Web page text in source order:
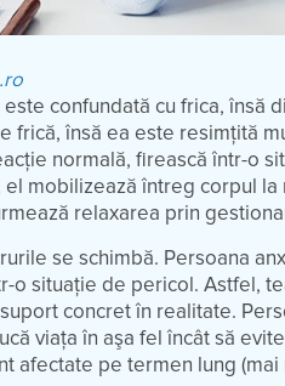
confundată cu frica, însă
frică, însă ea este resimţită
normală, firească într-o
mobilizează întreg corpul
relaxarea prin
se schimbă. Persoana
o situaţie de pericol. Astfel,
concret în realitate.
viaţa în aşa fel încât să
afectate pe termen lung (mai